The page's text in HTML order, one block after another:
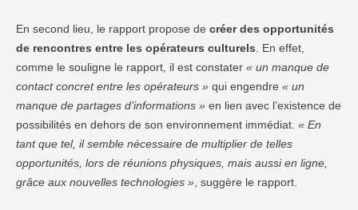
En second lieu, le rapport propose de créer des opportunités
de rencontres entre les opérateurs culturels . En effet,
comme le souligne le rapport, il est constater « un manque de
contact concret entre les opérateurs » qui engendre « un
manque de partages d’informations » en lien avec l’existence de
possibilités en dehors de son environnement immédiat. « En
tant que tel, il semble nécessaire de multiplier de telles
opportunités, lors de réunions physiques, mais aussi en ligne,
grâce aux nouvelles technologies » , suggère le rapport.